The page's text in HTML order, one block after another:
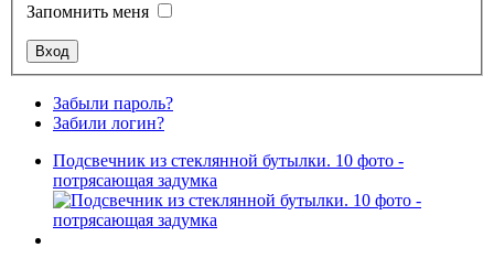
Запомнить меня
Забыли пароль?
Забили логин?
Подсвечник из стеклянной бутылки. 10 фото -
потрясающая задумка